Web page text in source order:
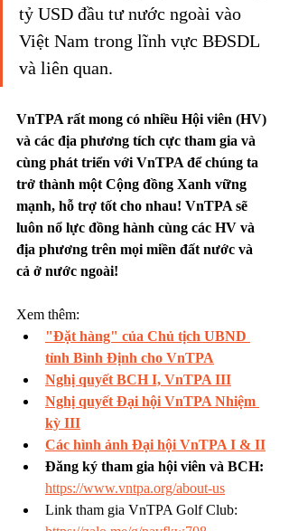
tỷ USD đầu tư nước ngoài vào
Việt Nam trong lĩnh vực BĐSDL
và liên quan.
VnTPA rất mong có nhiều Hội viên (HV)
và các địa phương tích cực tham gia và
cùng phát triển với VnTPA để chúng ta
trở thành một Cộng đồng Xanh vững
mạnh, hỗ trợ tốt cho nhau! VnTPA sẽ
luôn nổ lực đồng hành cùng các HV và
địa phương trên mọi miền đất nước và
cả ở nước ngoài!
Xem thêm:
"Đặt hàng" của Chủ tịch UBND
tỉnh Bình Định cho VnTPA
Nghị quyết BCH I, VnTPA III
Nghị quyết Đại hội VnTPA Nhiệm
kỳ III
Các hình ảnh Đại hội VnTPA I & II
Đăng ký tham gia hội viên và BCH:
https://www.vntpa.org/about-us
Link tham gia VnTPA Golf Club: